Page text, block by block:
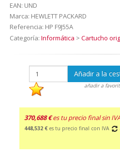
EAN: UND
Marca: HEWLETT PACKARD
Referencia: HP F9J55A
Categoría: Informática > Cartucho
Añadir a la
añadir a
370,688 € es tu precio final sin
448,532 € es tu precio final con IVA